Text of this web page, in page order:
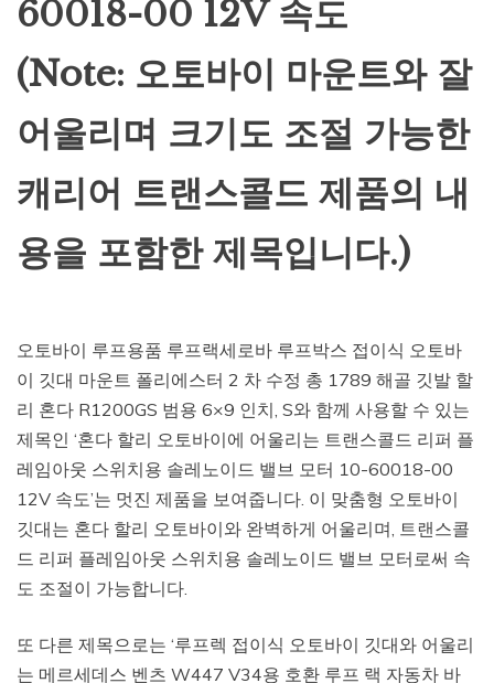
60018-00 12V 속도
(Note: 오토바이 마운트와 잘
어울리며 크기도 조절 가능한
캐리어 트랜스콜드 제품의 내
용을 포함한 제목입니다.)
오토바이 루프용품 루프랙세로바 루프박스 접이식 오토바
이 깃대 마운트 폴리에스터 2 차 수정 총 1789 해골 깃발 할
리 혼다 R1200GS 범용 6×9 인치, S와 함께 사용할 수 있는
제목인 ‘혼다 할리 오토바이에 어울리는 트랜스콜드 리퍼 플
레임아웃 스위치용 솔레노이드 밸브 모터 10-60018-00
12V 속도’는 멋진 제품을 보여줍니다. 이 맞춤형 오토바이
깃대는 혼다 할리 오토바이와 완벽하게 어울리며, 트랜스콜
드 리퍼 플레임아웃 스위치용 솔레노이드 밸브 모터로써 속
도 조절이 가능합니다.
또 다른 제목으로는 ‘루프렉 접이식 오토바이 깃대와 어울리
는 메르세데스 벤츠 W447 V34용 호환 루프 랙 자동차 바